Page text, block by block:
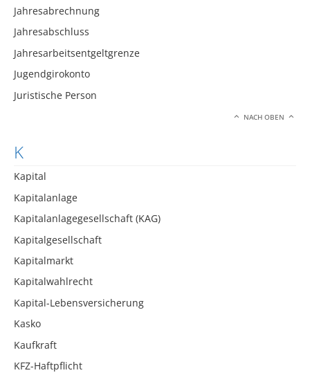
Jahresabrechnung
Jahresabschluss
Jahresarbeitsentgeltgrenze
Jugendgirokonto
Juristische Person
NACH OBEN
K
Kapital
Kapitalanlage
Kapitalanlagegesellschaft (KAG)
Kapitalgesellschaft
Kapitalmarkt
Kapitalwahlrecht
Kapital-Lebensversicherung
Kasko
Kaufkraft
KFZ-Haftpflicht